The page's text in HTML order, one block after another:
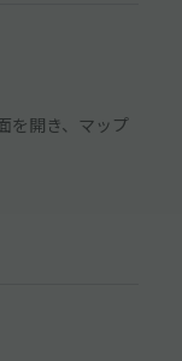
を開き、マップ